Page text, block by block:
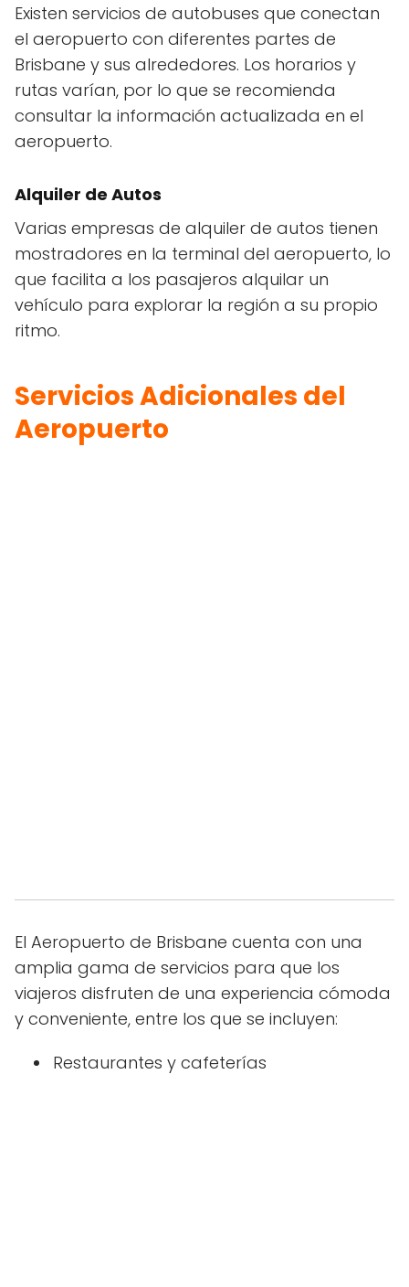
Existen servicios de autobuses que conectan
el aeropuerto con diferentes partes de
Brisbane y sus alrededores. Los horarios y
rutas varían, por lo que se recomienda
consultar la información actualizada en el
aeropuerto.
Alquiler de Autos
Varias empresas de alquiler de autos tienen
mostradores en la terminal del aeropuerto, lo
que facilita a los pasajeros alquilar un
vehículo para explorar la región a su propio
ritmo.
Servicios Adicionales del
Aeropuerto
El Aeropuerto de Brisbane cuenta con una
amplia gama de servicios para que los
viajeros disfruten de una experiencia cómoda
y conveniente, entre los que se incluyen:
Restaurantes y cafeterías